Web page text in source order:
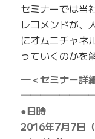
セミナーでは当
レコメンドが、
にオムニチャネ
っていくのかを
━＜セミナー詳
●日時
2016年7月7日